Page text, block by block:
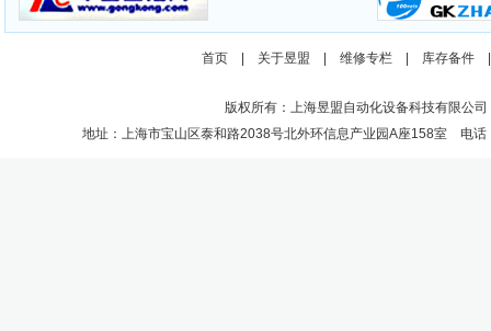
首页 关于昱盟 维修专栏 库存备件
版权所有：上海昱盟自动化设备科技有限公
地址：上海市宝山区泰和路2038号北外环信息产业园A座158室